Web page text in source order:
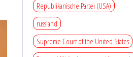
Republikanische Partei (USA)
russland
Supreme Court of the United States